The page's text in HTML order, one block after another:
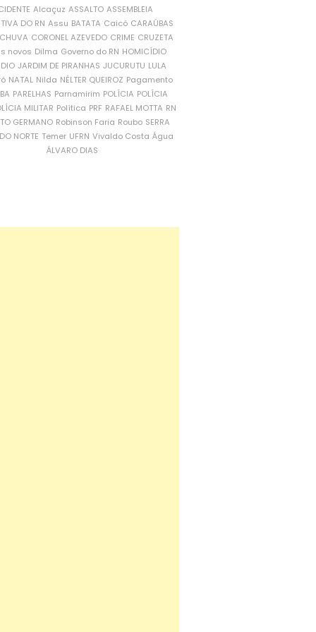
Alcaçuz ASSALTO ASSEMBLEIA
DO RN Assu BATATA Caicó CARAÚBAS
CORONEL AZEVEDO CRIME CRUZETA
novos Dilma Governo do RN HOMICÍDIO
JARDIM DE PIRANHAS JUCURUTU LULA
NATAL Nilda NÉLTER QUEIROZ Pagamento
PARELHAS Parnamirim POLÍCIA POLÍCIA
MILITAR Política PRF RAFAEL MOTTA RN
GERMANO Robinson Faria Roubo SERRA
NORTE Temer UFRN Vivaldo Costa Água
ÁLVARO DIAS